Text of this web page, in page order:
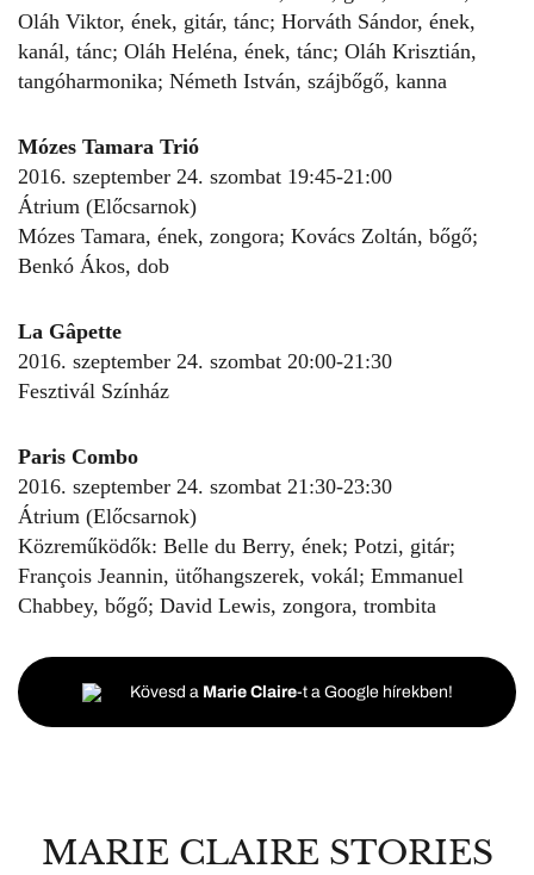
Oláh Viktor, ének, gitár, tánc; Horváth Sándor, ének,
kanál, tánc; Oláh Heléna, ének, tánc; Oláh Krisztián,
tangóharmonika; Németh István, szájbőgő, kanna
Mózes Tamara Trió
2016. szeptember 24. szombat 19:45-21:00
Átrium (Előcsarnok)
Mózes Tamara, ének, zongora; Kovács Zoltán, bőgő;
Benkó Ákos, dob
La Gâpette
2016. szeptember 24. szombat 20:00-21:30
Fesztivál Színház
Paris Combo
2016. szeptember 24. szombat 21:30-23:30
Átrium (Előcsarnok)
Közreműködők: Belle du Berry, ének; Potzi, gitár;
François Jeannin, ütőhangszerek, vokál; Emmanuel
Chabbey, bőgő; David Lewis, zongora, trombita
Kövesd a Marie Claire-t a Google hírekben!
MARIE CLAIRE STORIES